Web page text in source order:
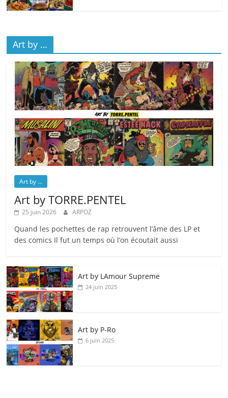
Art by …
Art by ...
Art by TORRE.PENTEL
25 juin 2026 ARPOZ
Quand les pochettes de rap retrouvent l’âme des LP et
des comics Il fut un temps où l’on écoutait aussi
Art by LAmour Supreme
24 juin 2025
Art by P‑Ro
6 juin 2025